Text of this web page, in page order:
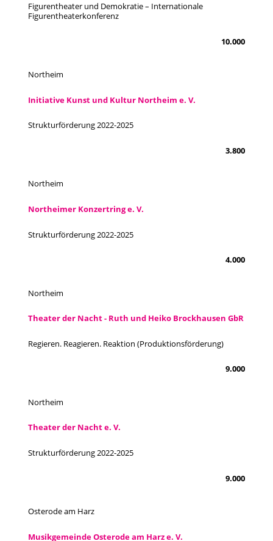
Figurentheater und Demokratie – Internationale
Figurentheaterkonferenz
10.000
Northeim
Initiative Kunst und Kultur Northeim e. V.
Strukturförderung 2022-2025
3.800
Northeim
Northeimer Konzertring e. V.
Strukturförderung 2022-2025
4.000
Northeim
Theater der Nacht - Ruth und Heiko Brockhausen GbR
Regieren. Reagieren. Reaktion (Produktionsförderung)
9.000
Northeim
Theater der Nacht e. V.
Strukturförderung 2022-2025
9.000
Osterode am Harz
Musikgemeinde Osterode am Harz e. V.